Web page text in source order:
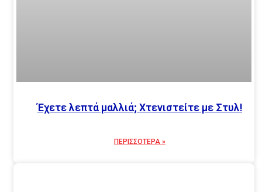
Έχετε λεπτά μαλλιά; Χτενιστείτε με Στυλ!
ΠΕΡΙΣΣΟΤΕΡΑ »